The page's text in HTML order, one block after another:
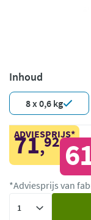
Inhoud
8 x 0,6 kg
ADVIESPRIJS*
71,92
*Adviesprijs van